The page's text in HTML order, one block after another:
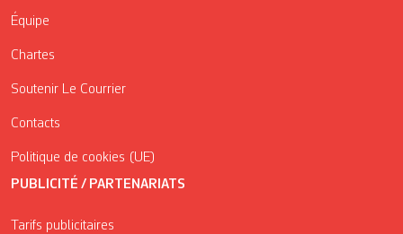
Équipe
Chartes
Soutenir Le Courrier
Contacts
Politique de cookies (UE)
PUBLICITÉ / PARTENARIATS
Tarifs publicitaires